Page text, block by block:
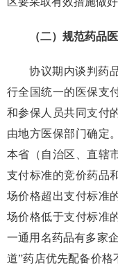
（二）规范药品
协议期内谈判药
行全国统一的医保支
和参保人员共同支付
由地方医保部门确定
本省（自治区、直辖
支付标准的竞价药品
场价格超出支付标准
场价格低于支付标准
一通用名药品有多家
道”药店优先配备价格